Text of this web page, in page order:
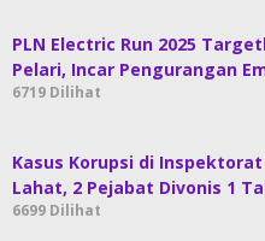
PLN Electric Run 2025
Pelari, Incar Pengurangan
6719 Dilihat
Kasus Korupsi di
Lahat, 2 Pejabat Divonis 1
6699 Dilihat